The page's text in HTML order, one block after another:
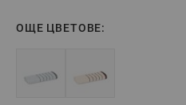
Цвят:Беж
Сертификат- ОЕКО-ТЕХ 100
ОЩЕ ЦВЕТОВЕ: